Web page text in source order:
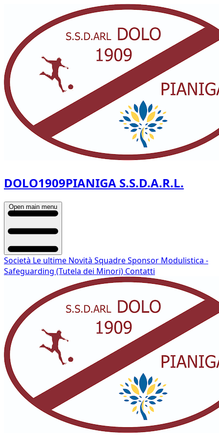
DOLO1909PIANIGA S.S.D.A.R.L.
Open main menu
Società Le ultime Novità SquadreSponsor Modulistica -
Safeguarding (Tutela dei Minori) Contatti